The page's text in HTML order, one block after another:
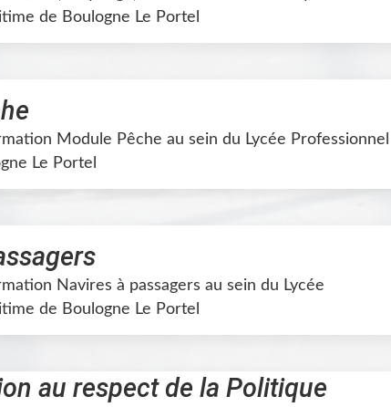
de Boulogne Le Portel
Module Pêche au sein du Lycée Professionnel
Le Portel
Navires à passagers au sein du Lycée
de Boulogne Le Portel
au respect de la Politique